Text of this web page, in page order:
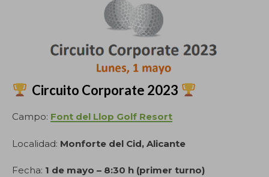
Circuito Corporate 2023
Campo: Font del Llop Golf Resort
Localidad: Monforte del Cid, Alicante
Fecha: 1 de mayo – 8:30 h (primer turno)